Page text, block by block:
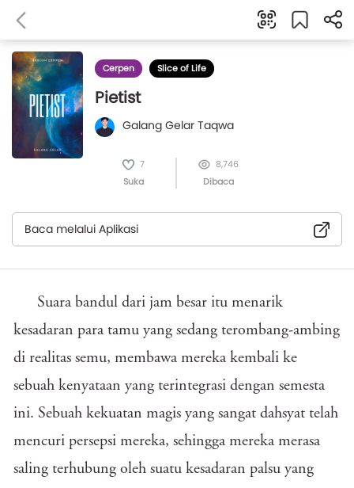
Cerpen Slice of Life
Pietist
Galang Gelar Taqwa
7
Suka
8,746
Dibaca
Baca melalui Aplikasi
Suara bandul dari jam besar itu menarik
kesadaran para tamu yang sedang terombang-ambing
di realitas semu, membawa mereka kembali ke
sebuah kenyataan yang terintegrasi dengan semesta
ini. Sebuah kekuatan magis yang sangat dahsyat telah
mencuri persepsi mereka, sehingga mereka merasa
saling terhubung oleh suatu kesadaran palsu yang